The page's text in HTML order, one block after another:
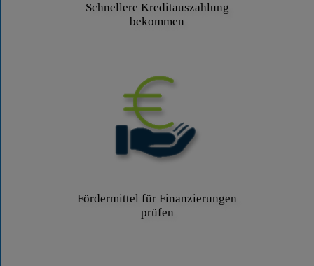
Schnellere Kreditauszahlung
bekommen
Fördermittel für Finanzierungen
prüfen